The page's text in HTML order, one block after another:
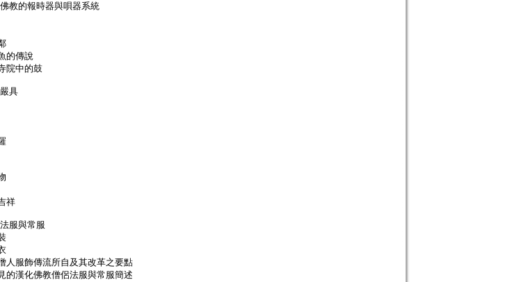
教的報時器與唄器系統
的傳說
院中的鼓
具
祥
服與常服
人服飾傳流所自及其改革之要點
的漢化佛教僧侶法服與常服簡述